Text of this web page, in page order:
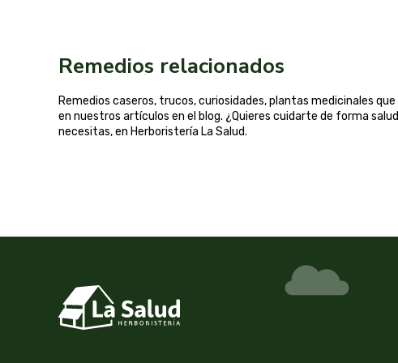
Remedios relacionados
Remedios caseros, trucos, curiosidades, plantas medicinales
en nuestros artículos en el blog. ¿Quieres cuidarte de forma
necesitas, en Herboristería La Salud.